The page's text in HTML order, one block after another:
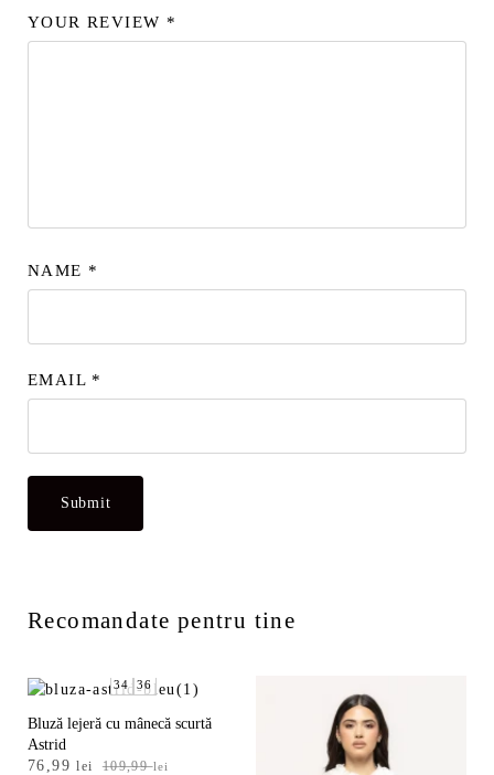
YOUR REVIEW *
NAME *
EMAIL *
Recomandate pentru tine
34 36
Bluză lejeră cu mânecă scurtă
Astrid
109,99lei
Prețul
76,99lei
Prețul